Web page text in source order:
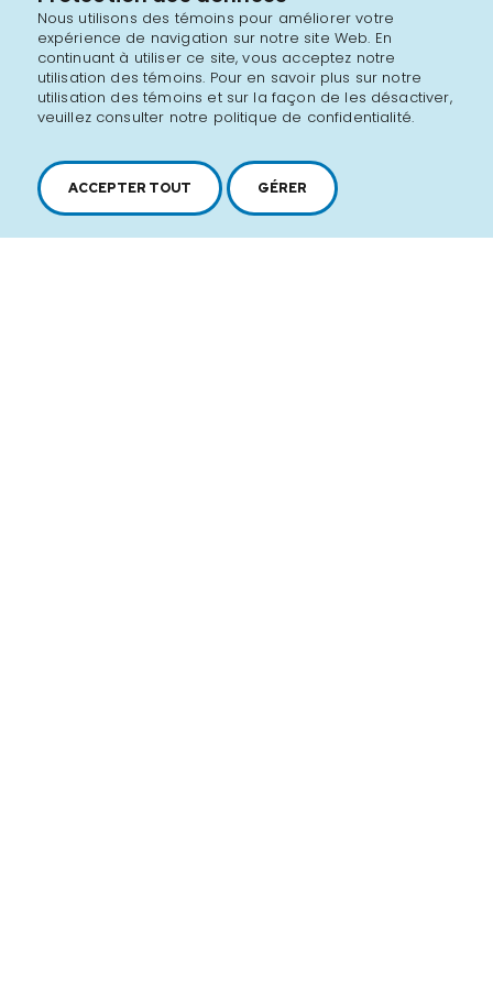
Nous utilisons des témoins pour améliorer votre
expérience de navigation sur notre site Web. En
continuant à utiliser ce site, vous acceptez notre
utilisation des témoins. Pour en savoir plus sur notre
utilisation des témoins et sur la façon de les désactiver,
veuillez consulter notre politique de confidentialité.
ACCEPTER TOUT GÉRER